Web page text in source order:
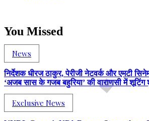
You Missed
News
निर्देशक धीरज ठाकुर, पेरीजी नेटवर्क और एमटी
‘अजब सास के गजब बहुरिया’ की वाराणसी में
Exclusive News